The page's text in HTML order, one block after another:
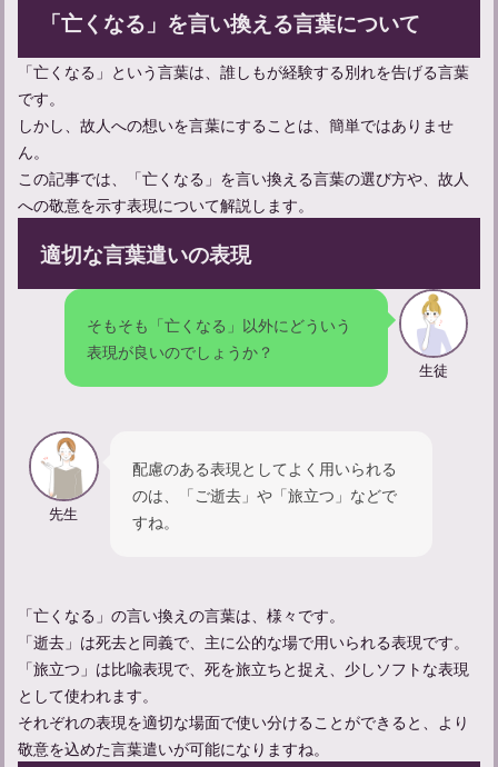
て
亡くなることについて：類義語との違いや意味、使い方を学ぶ
忌中期間に神社に入るだけはOK？マナーについて知る
「亡くなる」を言い換える言葉について
「亡くなる」という言葉は、誰しもが経験する別れを告げる言葉
です。
しかし、故人への想いを言葉にすることは、簡単ではありませ
ん。
この記事では、「亡くなる」を言い換える言葉の選び方や、故人
への敬意を示す表現について解説します。
適切な言葉遣いの表現
そもそも「亡くなる」以外にどういう
表現が良いのでしょうか？
生徒
先生
配慮のある表現としてよく用いられる
のは、「ご逝去」や「旅立つ」などで
すね。
「亡くなる」の言い換えの言葉は、様々です。
「逝去」は死去と同義で、主に公的な場で用いられる表現です。
「旅立つ」は比喩表現で、死を旅立ちと捉え、少しソフトな表現
として使われます。
それぞれの表現を適切な場面で使い分けることができると、より
敬意を込めた言葉遣いが可能になりますね。